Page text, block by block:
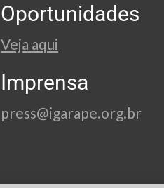
Oportunidades
Veja aqui
Imprensa
press@igarape.org.br